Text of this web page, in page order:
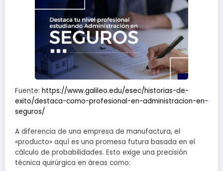
Fuente: https://www.galileo.edu/esec/historias-de-
exito/destaca-como-profesional-en-administracion-en-
seguros/
A diferencia de una empresa de manufactura, el
«producto» aquí es una promesa futura basada en el
cálculo de probabilidades. Esto exige una precisión
técnica quirúrgica en áreas como: